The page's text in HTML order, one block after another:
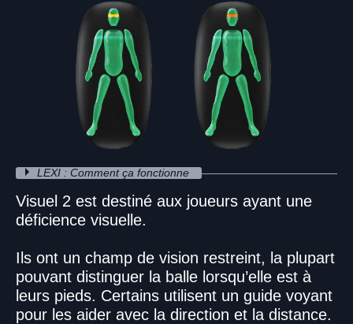
LEXI : Comment ça fonctionne
Visuel 2 est destiné aux joueurs ayant une
déficience visuelle.
Ils ont un champ de vision restreint, la plupart
pouvant distinguer la balle lorsqu’elle est à
leurs pieds. Certains utilisent un guide voyant
pour les aider avec la direction et la distance.